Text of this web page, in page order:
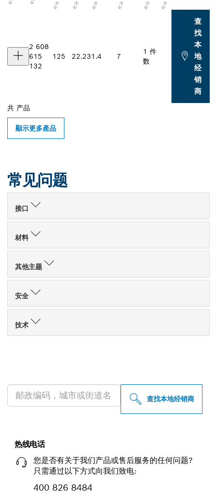
2 608
615
132
125 22.231.4 7
1 件
数
查
找
本
地
经
销
商
共 产品
顯示更多產品
常见问题
接口
材料
其他主题
安全
技术
查找本地经销商
热线电话
您是否有关于我们产品或售后服务的任何问题?
只需通过以下方式向我们致电:
400 826 8484